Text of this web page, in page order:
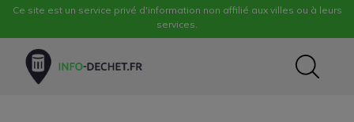
Ce site est un service privé d'information non affilié aux villes ou à leurs
services.